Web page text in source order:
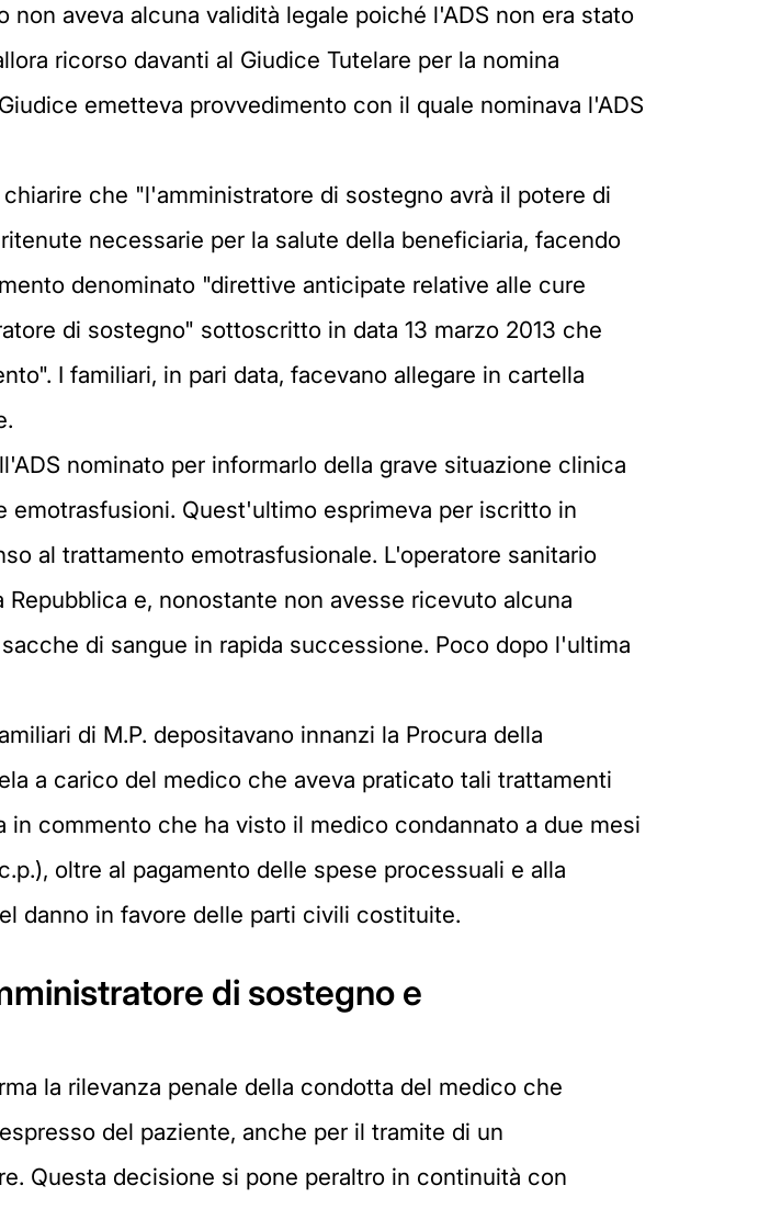
aveva alcuna validità legale poiché l'ADS non era stato
ricorso davanti al Giudice Tutelare per la nomina
emetteva provvedimento con il quale nominava l'ADS
che "l'amministratore di sostegno avrà il potere di
necessarie per la salute della beneficiaria, facendo
denominato "direttive anticipate relative alle cure
di sostegno" sottoscritto in data 13 marzo 2013 che
I familiari, in pari data, facevano allegare in cartella
nominato per informarlo della grave situazione clinica
Quest'ultimo esprimeva per iscritto in
al trattamento emotrasfusionale. L'operatore sanitario
e, nonostante non avesse ricevuto alcuna
di sangue in rapida successione. Poco dopo l'ultima
di M.P. depositavano innanzi la Procura della
a carico del medico che aveva praticato tali trattamenti
commento che ha visto il medico condannato a due mesi
oltre al pagamento delle spese processuali e alla
danno in favore delle parti civili costituite.
di sostegno e
la rilevanza penale della condotta del medico che
del paziente, anche per il tramite di un
Questa decisione si pone peraltro in continuità con